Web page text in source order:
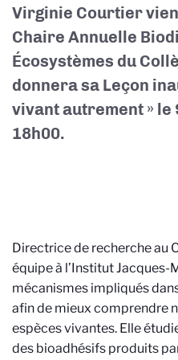
Virginie Courtier
Chaire Annuelle
Écosystèmes du
donnera sa Leçon
vivant autrement »
18h00.
Directrice de recherche au
équipe à l’Institut Jacques-
mécanismes impliqués
afin de mieux comprendre
espèces vivantes. Elle
des bioadhésifs produits